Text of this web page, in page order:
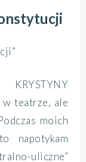
w teatrze, ale
moich
napotykam
uliczne”